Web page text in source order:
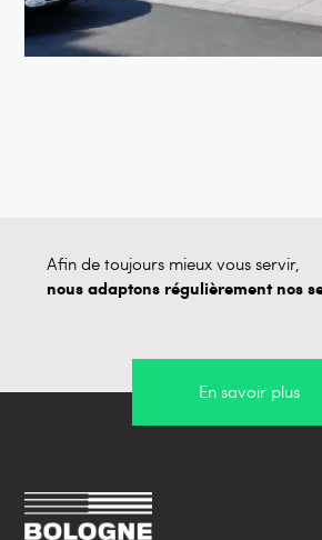
Afin de toujours mieux vous servir,
nous adaptons régulièrement nos
En savoir plus